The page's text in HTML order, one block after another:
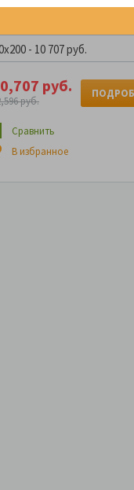
см
- 10 707 руб.
руб.
руб.
Сравнить
В избранное